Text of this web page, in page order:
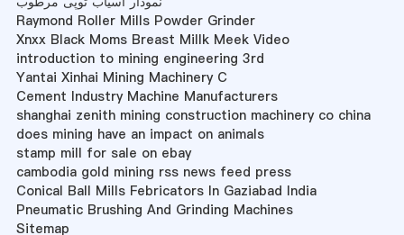
Raymond Roller Mills Powder Grinder
Xnxx Black Moms Breast Millk Meek Video
introduction to mining engineering 3rd
Yantai Xinhai Mining Machinery C
Cement Industry Machine Manufacturers
shanghai zenith mining construction machinery co china
does mining have an impact on animals
stamp mill for sale on ebay
cambodia gold mining rss news feed press
Conical Ball Mills Febricators In Gaziabad India
Pneumatic Brushing And Grinding Machines
Sitemap